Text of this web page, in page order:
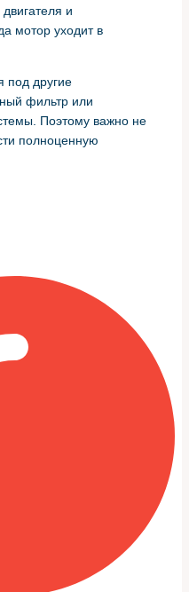
и
мотор уходит в
под другие
фильтр или
Поэтому важно не
полноценную
внешний осмотр
проблему: потеки
шлангов.
проверки: замер
системы впуска и
по моторному блоку
отличить
проблем.
Сначала смотрим
впуска и выпускного